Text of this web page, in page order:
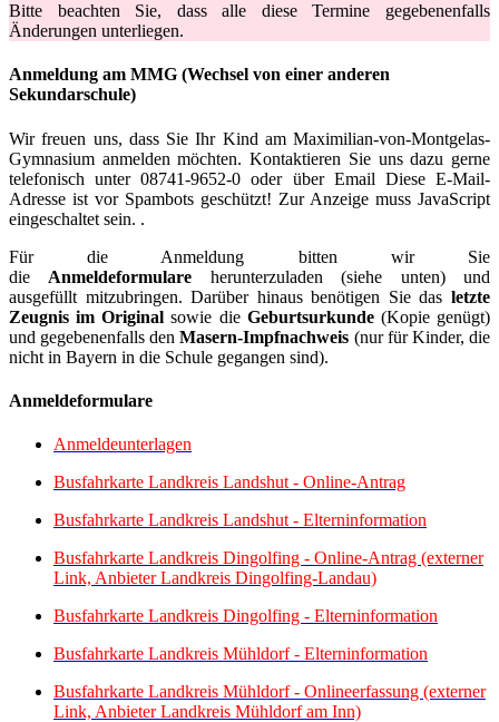
Bitte beachten Sie, dass alle diese Termine gegebenenfalls
Änderungen unterliegen.
Anmeldung am MMG (Wechsel von einer anderen
Sekundarschule)
Wir freuen uns, dass Sie Ihr Kind am Maximilian-von-Montgelas-
Gymnasium anmelden möchten. Kontaktieren Sie uns dazu gerne
telefonisch unter 08741-9652-0 oder über Email Diese E-Mail-
Adresse ist vor Spambots geschützt! Zur Anzeige muss JavaScript
eingeschaltet sein. .
Für die Anmeldung bitten wir Sie
die Anmeldeformulare herunterzuladen (siehe unten) und
ausgefüllt mitzubringen. Darüber hinaus benötigen Sie das letzte
Zeugnis im Original sowie die Geburtsurkunde(Kopie genügt)
und gegebenenfalls denMasern-Impfnachweis (nur für Kinder, die
nicht in Bayern in die Schule gegangen sind).
Anmeldeformulare
Anmeldeunterlagen
Busfahrkarte Landkreis Landshut - Online-Antrag
Busfahrkarte Landkreis Landshut - Elterninformation
Busfahrkarte Landkreis Dingolfing - Online-Antrag (externer
Link, Anbieter Landkreis Dingolfing-Landau)
Busfahrkarte Landkreis Dingolfing - Elterninformation
Busfahrkarte Landkreis Mühldorf - Elterninformation
Busfahrkarte Landkreis Mühldorf - Onlineerfassung (externer
Link, Anbieter Landkreis Mühldorf am Inn)